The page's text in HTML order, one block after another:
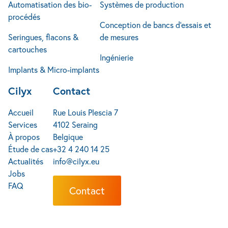
Automatisation des bio-
procédés
Seringues, flacons &
cartouches
Implants & Micro-implants
Systèmes de production
Conception de bancs d’essais et
de mesures
Ingénierie
Cilyx
Accueil
Services
À propos
Étude de cas
Actualités
Jobs
FAQ
Contact
Rue Louis Plescia 7
4102 Seraing
Belgique
+32 4 240 14 25
info@cilyx.eu
Contact